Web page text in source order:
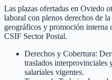
Las plazas ofertadas en Oviedo
laboral con plenos derechos de
geográficos y promoción
CSIF Sector Postal.
Derechos y Cobertura:
traslados interprovinciales
salariales vigentes.